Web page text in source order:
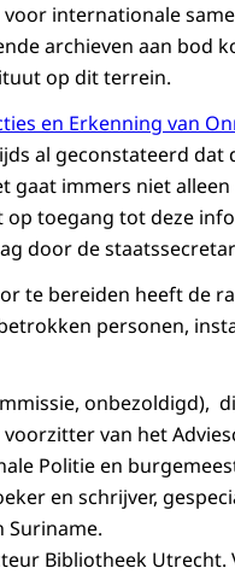
internationale
archieven aan bod
op dit terrein.
en Erkenning van
al geconstateerd dat
gaat immers niet
toegang tot deze
door de
te bereiden heeft de
personen,
onbezoldigd),
van het
Politie en
en schrijver,
Suriname.
Bibliotheek